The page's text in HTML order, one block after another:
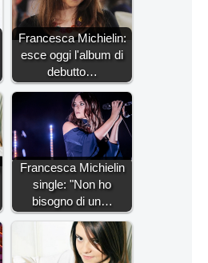
Francesca Michielin:
esce oggi l'album di
debutto…
Francesca Michielin
single: "Non ho
bisogno di un…